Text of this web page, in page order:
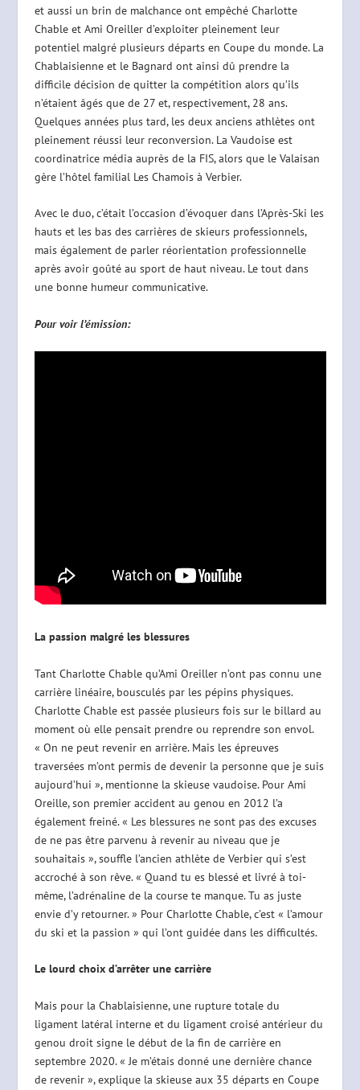
et aussi un brin de malchance ont empêché Charlotte
Chable et Ami Oreiller d’exploiter pleinement leur
potentiel malgré plusieurs départs en Coupe du monde. La
Chablaisienne et le Bagnard ont ainsi dû prendre la
difficile décision de quitter la compétition alors qu’ils
n’étaient âgés que de 27 et, respectivement, 28 ans.
Quelques années plus tard, les deux anciens athlètes ont
pleinement réussi leur reconversion. La Vaudoise est
coordinatrice média auprès de la FIS, alors que le Valaisan
gère l’hôtel familial Les Chamois à Verbier.
Avec le duo, c’était l’occasion d’évoquer dans l’Après-Ski les
hauts et les bas des carrières de skieurs professionnels,
mais également de parler réorientation professionnelle
après avoir goûté au sport de haut niveau. Le tout dans
une bonne humeur communicative.
Pour voir l’émission:
La passion malgré les blessures
Tant Charlotte Chable qu’Ami Oreiller n’ont pas connu une
carrière linéaire, bousculés par les pépins physiques.
Charlotte Chable est passée plusieurs fois sur le billard au
moment où elle pensait prendre ou reprendre son envol.
« On ne peut revenir en arrière. Mais les épreuves
traversées m’ont permis de devenir la personne que je suis
aujourd’hui », mentionne la skieuse vaudoise. Pour Ami
Oreille, son premier accident au genou en 2012 l’a
également freiné. « Les blessures ne sont pas des excuses
de ne pas être parvenu à revenir au niveau que je
souhaitais », souffle l’ancien athlète de Verbier qui s’est
accroché à son rêve. « Quand tu es blessé et livré à toi-
même, l’adrénaline de la course te manque. Tu as juste
envie d’y retourner. » Pour Charlotte Chable, c’est « l’amour
du ski et la passion » qui l’ont guidée dans les difficultés.
Le lourd choix d’arrêter une carrière
Mais pour la Chablaisienne, une rupture totale du
ligament latéral interne et du ligament croisé antérieur du
genou droit signe le début de la fin de carrière en
septembre 2020. « Je m’étais donné une dernière chance
de revenir », explique la skieuse aux 35 départs en Coupe